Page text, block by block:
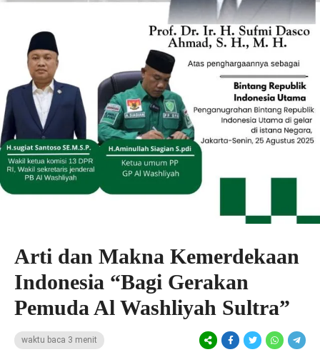
Arti dan Makna Kemerdekaan
Indonesia “Bagi Gerakan
Pemuda Al Washliyah Sultra”
waktu baca 3 menit